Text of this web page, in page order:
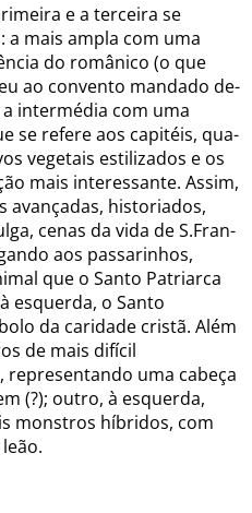
e a terceira se
mais ampla com uma
do românico (o que
ao convento mandado de-
intermédia com uma
se refere aos capitéis, qua-
vegetais estilizados e os
mais interessante. Assim,
avançadas, historiados,
cenas da vida de S.Fran-
aos passarinhos,
que o Santo Patriarca
esquerda, o Santo
da caridade cristã. Além
de mais difícil
uma cabeça
(?); outro, à esquerda,
monstros híbridos, com